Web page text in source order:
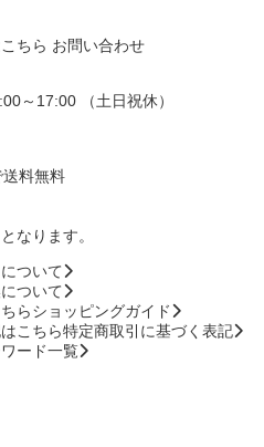
お問い合わせ
～17:00 （土日祝休）
送料無料
なります。
ついて
ついて
ショッピングガイド
特定商取引に基づく表記
ード一覧